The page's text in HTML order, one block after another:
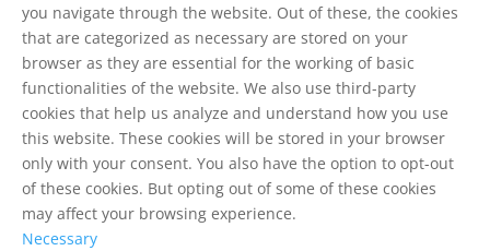
you navigate through the website. Out of these, the cookies
that are categorized as necessary are stored on your
browser as they are essential for the working of basic
functionalities of the website. We also use third-party
cookies that help us analyze and understand how you use
this website. These cookies will be stored in your browser
only with your consent. You also have the option to opt-out
of these cookies. But opting out of some of these cookies
may affect your browsing experience.
Necessary